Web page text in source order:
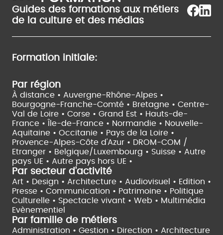
Guides des formations aux métiers
de la culture et des médias
Formation initiale:
Par région
À distance • Auvergne-Rhône-Alpes •
Bourgogne-Franche-Comté • Bretagne • Centre-
Val de Loire • Corse • Grand Est • Hauts-de-
France •
Île-de-France • Normandie • Nouvelle-
Aquitaine • Occitanie • Pays de la Loire •
Provence-Alpes-Côte d'Azur • DROM-COM /
Etranger • Belgique/Luxembourg • Suisse • Autre
pays UE • Autre pays hors UE •
Par secteur d'activité
Art • Design • Architecture • Audiovisuel • Edition •
Presse • Communication • Patrimoine • Politique
Culturelle • Spectacle vivant • Web • Multimédia
Evènementiel
Par famille de métiers
Administration • Gestion • Direction • Architecture